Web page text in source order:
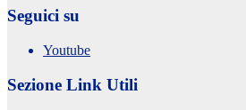
Seguici su
Youtube
Sezione Link Utili